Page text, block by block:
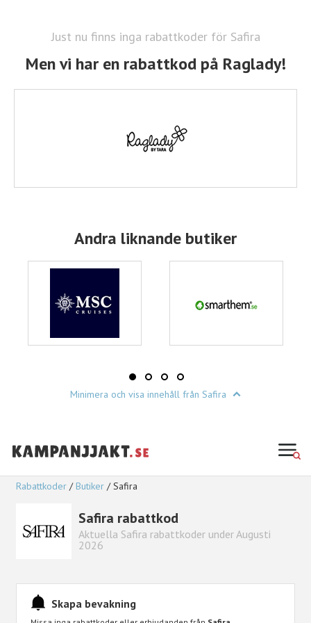
Just nu finns inga rabattkoder för Safira
Men vi har en rabattkod på Raglady!
Andra liknande butiker
Minimera och visa innehåll från Safira
Rabattkoder Butiker Safira
Safira rabattkod
Aktuella Safira rabattkoder under Augusti
2026
Skapa bevakning